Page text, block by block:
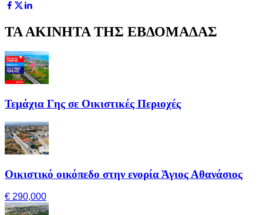
ΤΑ ΑΚΙΝΗΤΑ ΤΗΣ ΕΒΔΟΜΑΔΑΣ
Τεμάχια Γης σε Οικιστικές Περιοχές
Οικιστικό οικόπεδο στην ενορία Άγιος Αθανάσιος
€ 290,000